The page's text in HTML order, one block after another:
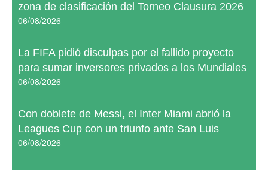
zona de clasificación del Torneo Clausura 2026
06/08/2026
La FIFA pidió disculpas por el fallido proyecto
para sumar inversores privados a los Mundiales
06/08/2026
Con doblete de Messi, el Inter Miami abrió la
Leagues Cup con un triunfo ante San Luis
06/08/2026